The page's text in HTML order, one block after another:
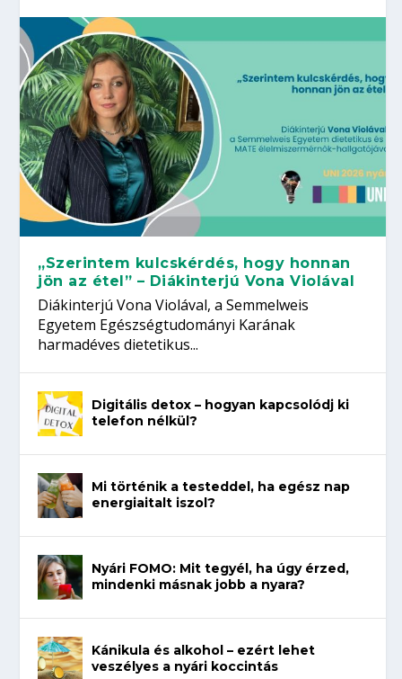
„Szerintem kulcskérdés, hogy honnan
jön az étel” – Diákinterjú Vona Violával
Diákinterjú Vona Violával, a Semmelweis
Egyetem Egészségtudományi Karának
harmadéves dietetikus...
Digitális detox – hogyan kapcsolódj ki
telefon nélkül?
Mi történik a testeddel, ha egész nap
energiaitalt iszol?
Nyári FOMO: Mit tegyél, ha úgy érzed,
mindenki másnak jobb a nyara?
Kánikula és alkohol – ezért lehet
veszélyes a nyári koccintás